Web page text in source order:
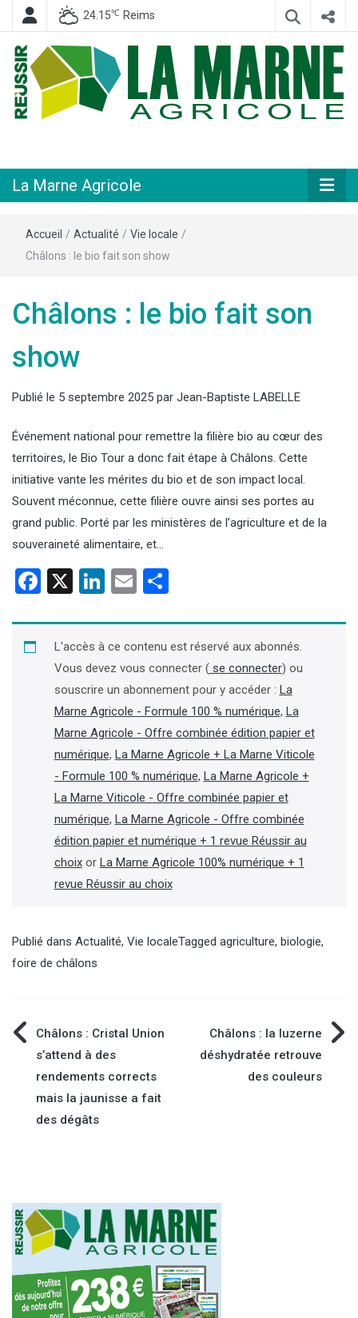
24.15℃ Reims
Agricole
La Marne Agricole
Accueil / Actualité / Vie locale /
Châlons : le bio fait son show
Châlons : le bio fait son
show
Publié le 5 septembre 2025 par Jean-Baptiste LABELLE
Événement national pour remettre la filière bio au cœur des
territoires, le Bio Tour a donc fait étape à Châlons. Cette
initiative vante les mérites du bio et de son impact local.
Souvent méconnue, cette filière ouvre ainsi ses portes au
grand public. Porté par les ministères de l’agriculture et de la
souveraineté alimentaire, et…
Facebook
X LinkedIn
Email
L'accès à ce contenu est réservé aux abonnés.
Vous devez vous connecter (se connecter) ou
souscrire un abonnement pour y accéder : La
Marne Agricole - Formule 100 % numérique, La
Marne Agricole - Offre combinée édition papier et
numérique, La Marne Agricole + La Marne Viticole
- Formule 100 % numérique, La Marne Agricole +
La Marne Viticole - Offre combinée papier et
numérique, La Marne Agricole - Offre combinée
édition papier et numérique + 1 revue Réussir au
choixor La Marne Agricole 100% numérique + 1
revue Réussir au choix
Publié dans Actualité, Vie localeTagged agriculture, biologie,
foire de châlons
Navigation
de
l’article
Châlons : Cristal Union
s’attend à des
rendements corrects
mais la jaunisse a fait
des dégâts
Châlons : la luzerne
déshydratée retrouve
des couleurs